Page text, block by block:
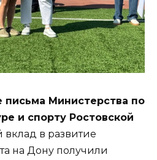
письма Министерства по
и спорту Ростовской
вклад в развитие
на Дону получили